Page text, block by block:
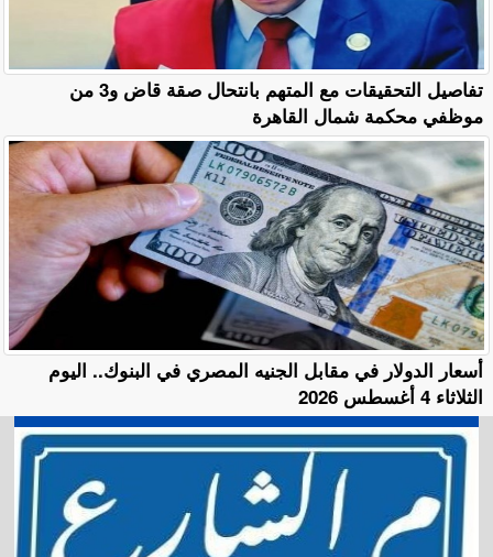
تفاصيل التحقيقات مع المتهم بانتحال صقة قاض و3 من
موظفي محكمة شمال القاهرة
أسعار الدولار في مقابل الجنيه المصري في البنوك.. اليوم
الثلاثاء 4 أغسطس 2026